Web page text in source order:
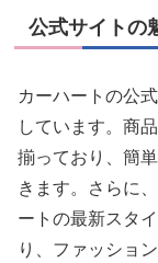
公式サイトの
カーハートの公
しています。商
揃っており、簡
きます。さらに、
ートの最新スタ
り、ファッショ